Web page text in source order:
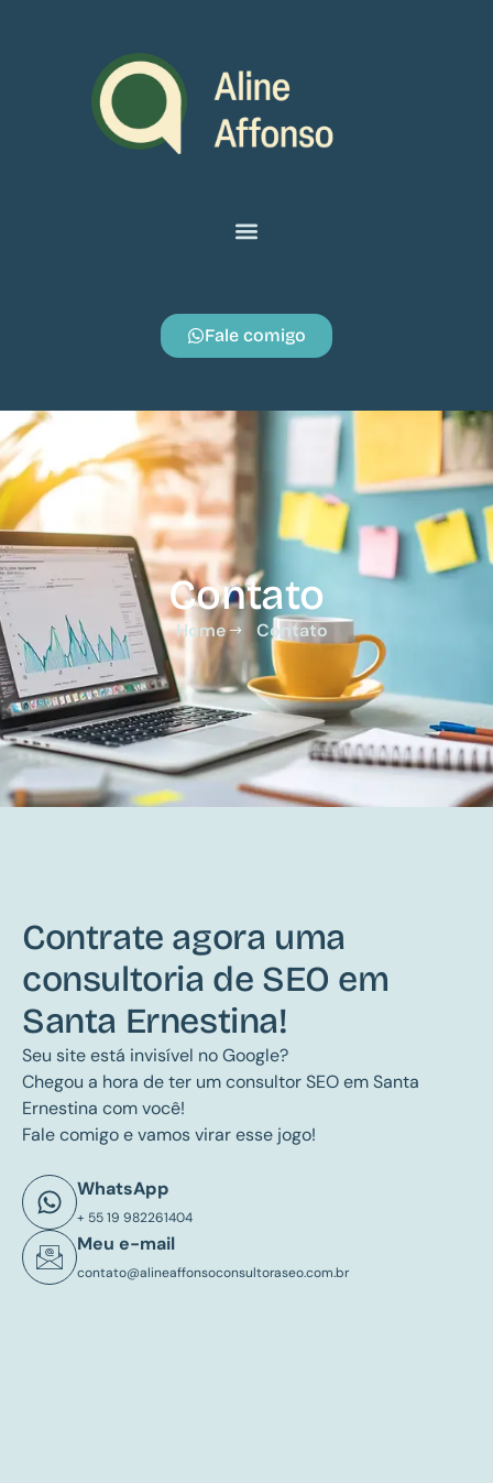
Fale comigo
Contato
Home Contato
Contrate agora uma
consultoria de SEO em
Santa Ernestina!
Seu site está invisível no Google?
Chegou a hora de ter um consultor SEO em Santa
Ernestina com você!
Fale comigo e vamos virar esse jogo!
WhatsApp
+ 55 19 982261404
Meu e-mail
contato@alineaffonsoconsultoraseo.com.br